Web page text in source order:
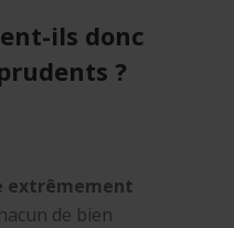
ils donc
?
extrêmement
de bien